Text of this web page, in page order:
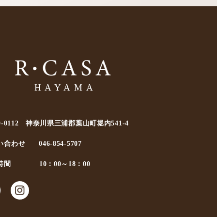
0112 神奈川県三浦郡葉山町堀内541-4
合わせ 046-854-5707
間 10：00～18：00